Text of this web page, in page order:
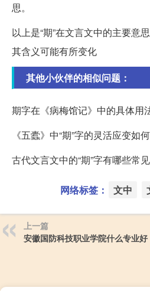
思。
以上是“期”在文言文中的主要意
其含义可能有所变化
其他小伙伴的相似问题：
期字在《病梅馆记》中的具体用
《五蠹》中“期”字的灵活应变如
古代文言文中的“期”字有哪些常
网络标签： 文中
上一篇
安徽国防科技职业学院什么专业好